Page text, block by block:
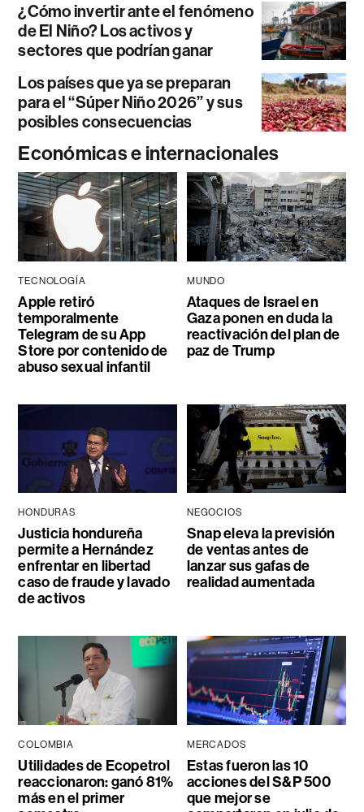
¿Cómo invertir ante el fenómeno
de El Niño? Los activos y
sectores que podrían ganar
Los países que ya se preparan
para el “Súper Niño 2026” y sus
posibles consecuencias
Económicas e internacionales
TECNOLOGÍA
Apple retiró
temporalmente
Telegram de su App
Store por contenido de
abuso sexual infantil
MUNDO
Ataques de Israel en
Gaza ponen en duda la
reactivación del plan de
paz de Trump
HONDURAS
Justicia hondureña
permite a Hernández
enfrentar en libertad
caso de fraude y lavado
de activos
NEGOCIOS
Snap eleva la previsión
de ventas antes de
lanzar sus gafas de
realidad aumentada
COLOMBIA
Utilidades de Ecopetrol
reaccionaron: ganó 81%
más en el primer
MERCADOS
Estas fueron las 10
acciones del S&P 500
que mejor se